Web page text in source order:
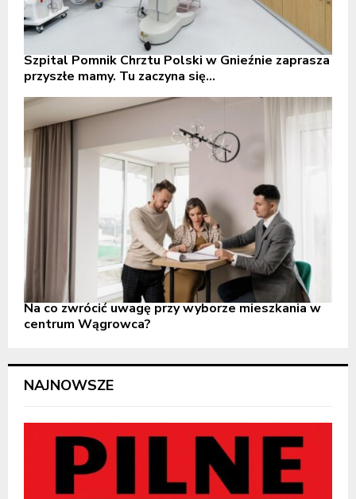
Szpital Pomnik Chrztu Polski w Gnieźnie zaprasza
przyszłe mamy. Tu zaczyna się...
Na co zwrócić uwagę przy wyborze mieszkania w
centrum Wągrowca?
NAJNOWSZE